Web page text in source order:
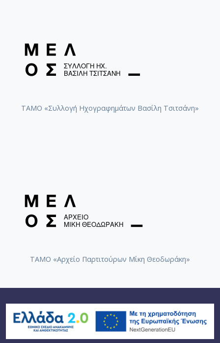
ΤΑΜΟ «Συλλογή Ηχογραφημάτων Βασίλη Τσιτσάνη»
ΤΑΜΟ «Αρχείο Παρτιτούρων Μίκη Θεοδωράκη»